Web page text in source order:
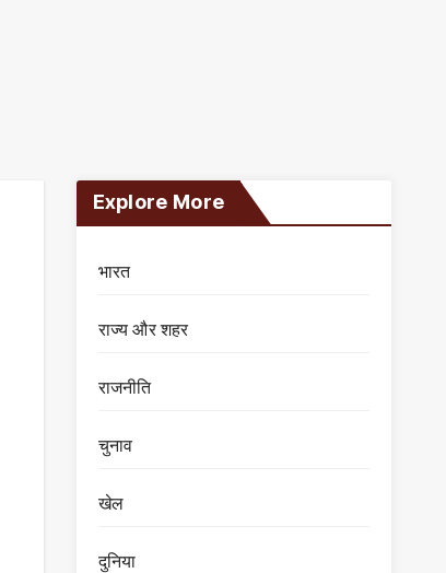
Explore More
भारत
राज्य और शहर
राजनीति
चुनाव
खेल
दुनिया